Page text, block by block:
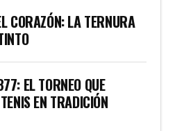
CORAZÓN: LA TERNURA
EL TORNEO QUE
EN TRADICIÓN